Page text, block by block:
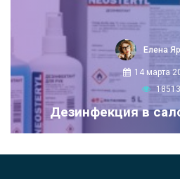
Елена
14 марта
18513
Дезинфекция в